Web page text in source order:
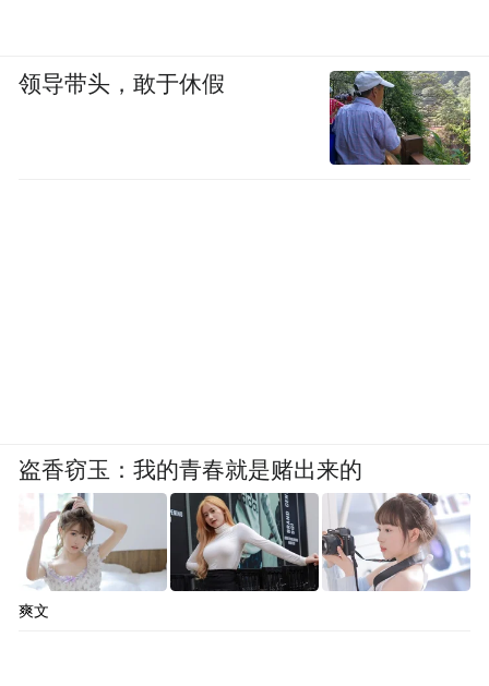
领导带头，敢于休假
盗香窃玉：我的青春就是赌出来的
爽文